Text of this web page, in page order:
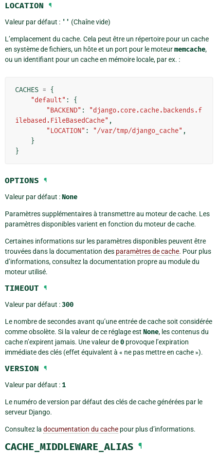
LOCATION ¶
Valeur par défaut : '' (Chaîne vide)
L’emplacement du cache. Cela peut être un répertoire pour un cache
en système de fichiers, un hôte et un port pour le moteurmemcache,
ou un identifiant pour un cache en mémoire locale, par ex. :
CACHES = {
"default" :
{
"BACKEND" :
"django.core.cache.backends.f
ilebased.FileBasedCache" ,
"LOCATION" : "/var/tmp/django_cache" ,
}
}
OPTIONS ¶
Valeur par défaut :None
Paramètres supplémentaires à transmettre au moteur de cache. Les
paramètres disponibles varient en fonction du moteur de cache.
Certaines informations sur les paramètres disponibles peuvent être
trouvées dans la documentation des paramètres de cache. Pour plus
d’informations, consultez la documentation propre au module du
moteur utilisé.
TIMEOUT ¶
Valeur par défaut :300
Le nombre de secondes avant qu’une entrée de cache soit considérée
comme obsolète. Si la valeur de ce réglage est None, les contenus du
cache n’expirent jamais. Une valeur de0 provoque l’expiration
immédiate des clés (effet équivalent à « ne pas mettre en cache »).
VERSION ¶
Valeur par défaut : 1
Le numéro de version par défaut des clés de cache générées par le
serveur Django.
Consultez la documentation du cache pour plus d’informations.
CACHE_MIDDLEWARE_ALIAS ¶